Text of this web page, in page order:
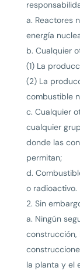
a. Reactores
energía
b. Cualquier
(1) La
(2) La
combustible
c. Cualquier
cualquier
donde las
permitan;
d.
o radioactivo.
2. Sin
a. Ningún
construcción,
la planta y el